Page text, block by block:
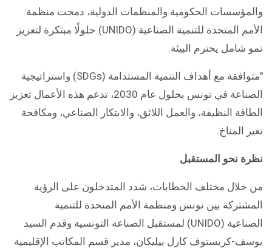
والمؤسسات الحكومية والمنظمات الدولية، دمجت منظمة
الأمم المتحدة للتنمية الصناعية (UNIDO) حلولًا مبتكرة لتعزيز
نمو شامل يحترم البيئة.
"متوافقة مع أهداف التنمية المستدامة (SDGs) واستراتيجية
الصناعة في تونس بحلول عام 2030، تدعم هذه الأعمال تعزيز
الطاقة النظيفة، والعمل اللائق، والابتكار الصناعي، ومكافحة
تغير المناخ.
نظرة نحو المستقبل
من خلال مختلف الخطابات، شدد المتدخلون على الرؤية
المشتركة بين تونس ومنظمة الأمم المتحدة للتنمية
الصناعية (UNIDO) لمستقبل الصناعة التونسية وقدم السيد
يوسف-كريستوف كارل بيليكان، مدير قسم المكاتب الإقليمية